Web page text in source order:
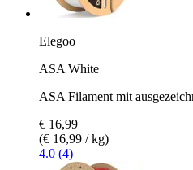
Elegoo
ASA White
ASA Filament mit
€ 16,99
(€ 16,99 / kg)
4.0 (4)